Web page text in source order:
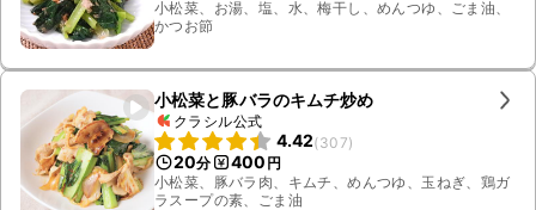
小松菜、お湯、塩、水、梅干し、めんつゆ、ごま油、
かつお節
小松菜と豚バラのキムチ炒め
クラシル公式
4.42(307)
20分 400 円
小松菜、豚バラ肉、キムチ、めんつゆ、玉ねぎ、鶏ガ
ラスープの素、ごま油